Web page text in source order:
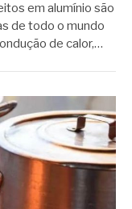
em alumínio são
de todo o mundo
de calor,…